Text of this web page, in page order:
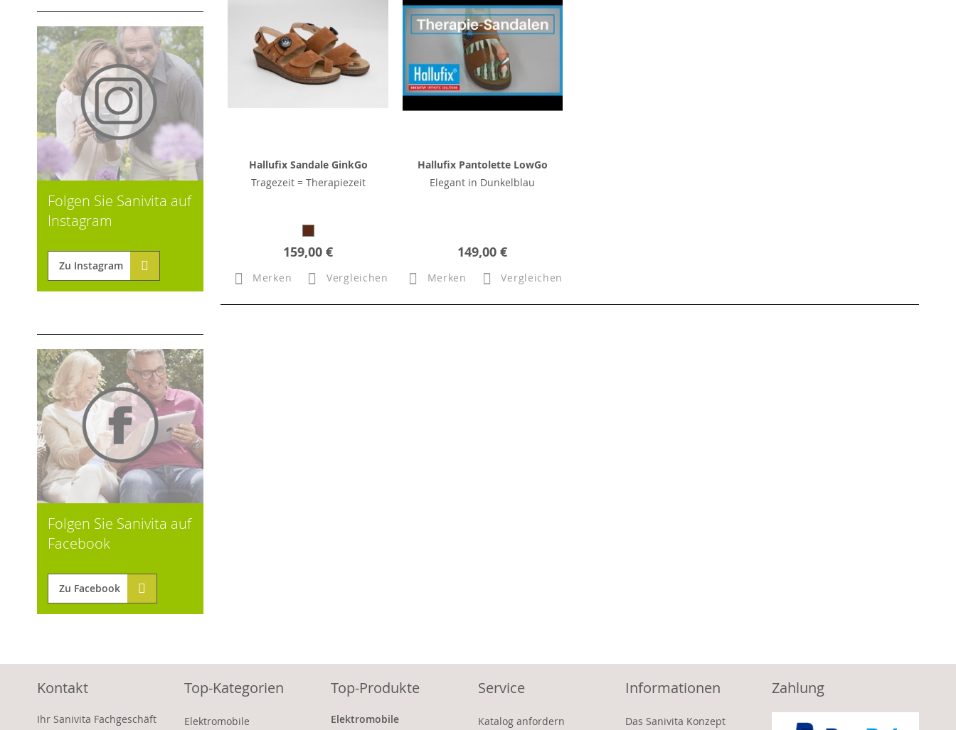
Hallufix Sandale GinkGo
Tragezeit = Therapiezeit
159,00 €
Merken Vergleichen
Hallufix Pantolette LowGo
Elegant in Dunkelblau
149,00 €
Merken Vergleichen
Folgen Sie Sanivita auf
Instagram
Zu Instagram
Folgen Sie Sanivita auf
Facebook
Zu Facebook
Kontakt
Ihr Sanivita Fachgeschäft
Top-Kategorien
Elektromobile
Top-Produkte
Elektromobile
Service
Katalog anfordern
Informationen
Das Sanivita Konzept
Zahlung